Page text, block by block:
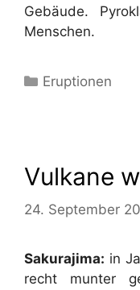
Gebäude.
Menschen.
Kategorien
Eruptionen
Vulkane
24. September
Sakurajima: in
recht munter